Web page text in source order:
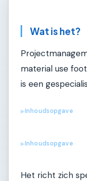
Wat is het?
material use
is een
▶Inhoudsopgave
▶Inhoudsopgave
Het richt zich